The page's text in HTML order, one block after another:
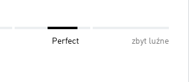
Perfect zbyt luźne